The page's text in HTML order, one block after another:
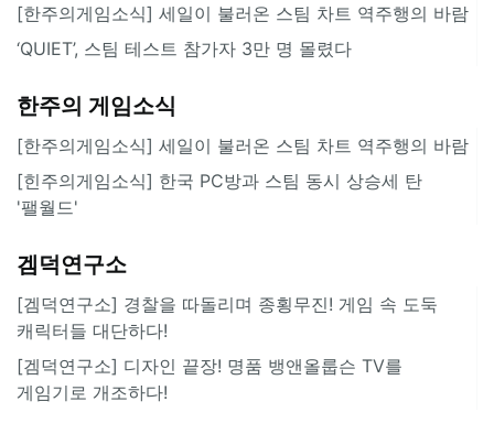
[한주의게임소식] 세일이 불러온 스팀 차트 역주행의 바람
‘QUIET’, 스팀 테스트 참가자 3만 명 몰렸다
한주의 게임소식
[한주의게임소식] 세일이 불러온 스팀 차트 역주행의 바람
[힌주의게임소식] 한국 PC방과 스팀 동시 상승세 탄
'팰월드'
겜덕연구소
[겜덕연구소] 경찰을 따돌리며 종횡무진! 게임 속 도둑
캐릭터들 대단하다!
[겜덕연구소] 디자인 끝장! 명품 뱅앤올룹슨 TV를
게임기로 개조하다!